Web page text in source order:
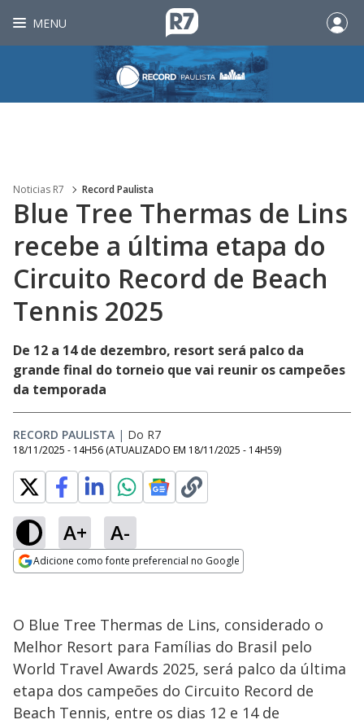
MENU
Noticias R7 Record Paulista
Blue Tree Thermas de Lins
recebe a última etapa do
Circuito Record de Beach
Tennis 2025
De 12 a 14 de dezembro, resort será palco da
grande final do torneio que vai reunir os campeões
da temporada
RECORD PAULISTA | Do R7
18/11/2025 - 14H56 (ATUALIZADO EM 18/11/2025 - 14H59)
A+ A-
Adicione como fonte preferencial no Google
O Blue Tree Thermas de Lins, considerado o
Melhor Resort para Famílias do Brasil pelo
World Travel Awards 2025, será palco da última
etapa dos campeões do Circuito Record de
Beach Tennis, entre os dias 12 e 14 de